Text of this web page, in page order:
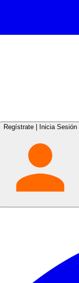
Regístrate Inicia Sesión